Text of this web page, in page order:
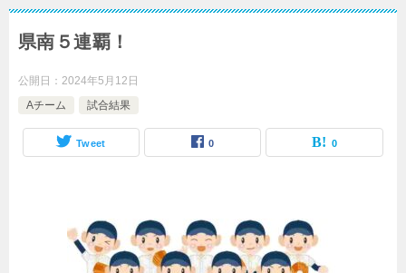
県南５連覇！
公開日： 2024年5月12日
Aチーム
試合結果
Tweet 0 0